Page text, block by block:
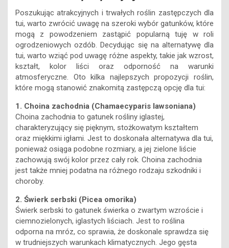
Poszukując atrakcyjnych i trwałych roślin zastępczych dla
tui, warto zwrócić uwagę na szeroki wybór gatunków, które
mogą z powodzeniem zastąpić popularną tuję w roli
ogrodzeniowych ozdób. Decydując się na alternatywę dla
tui, warto wziąć pod uwagę różne aspekty, takie jak wzrost,
kształt, kolor liści oraz odporność na warunki
atmosferyczne. Oto kilka najlepszych propozycji roślin,
które mogą stanowić znakomitą zastępczą opcję dla tui:
1. Choina zachodnia (Chamaecyparis lawsoniana)
Choina zachodnia to gatunek rośliny iglastej,
charakteryzujący się pięknym, stożkowatym kształtem
oraz miękkimi igłami. Jest to doskonała alternatywa dla tui,
ponieważ osiąga podobne rozmiary, a jej zielone liście
zachowują swój kolor przez cały rok. Choina zachodnia
jest także mniej podatna na różnego rodzaju szkodniki i
choroby.
2. Świerk serbski (Picea omorika)
Świerk serbski to gatunek świerka o zwartym wzroście i
ciemnozielonych, iglastych liściach. Jest to roślina
odporna na mróz, co sprawia, że doskonale sprawdza się
w trudniejszych warunkach klimatycznych. Jego gęsta